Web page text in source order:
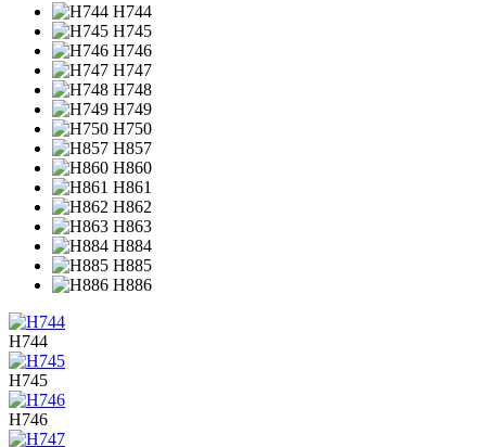
H744
H745
H746
H747
H748
H749
H750
H857
H860
H861
H862
H863
H884
H885
H886
H744
H745
H746